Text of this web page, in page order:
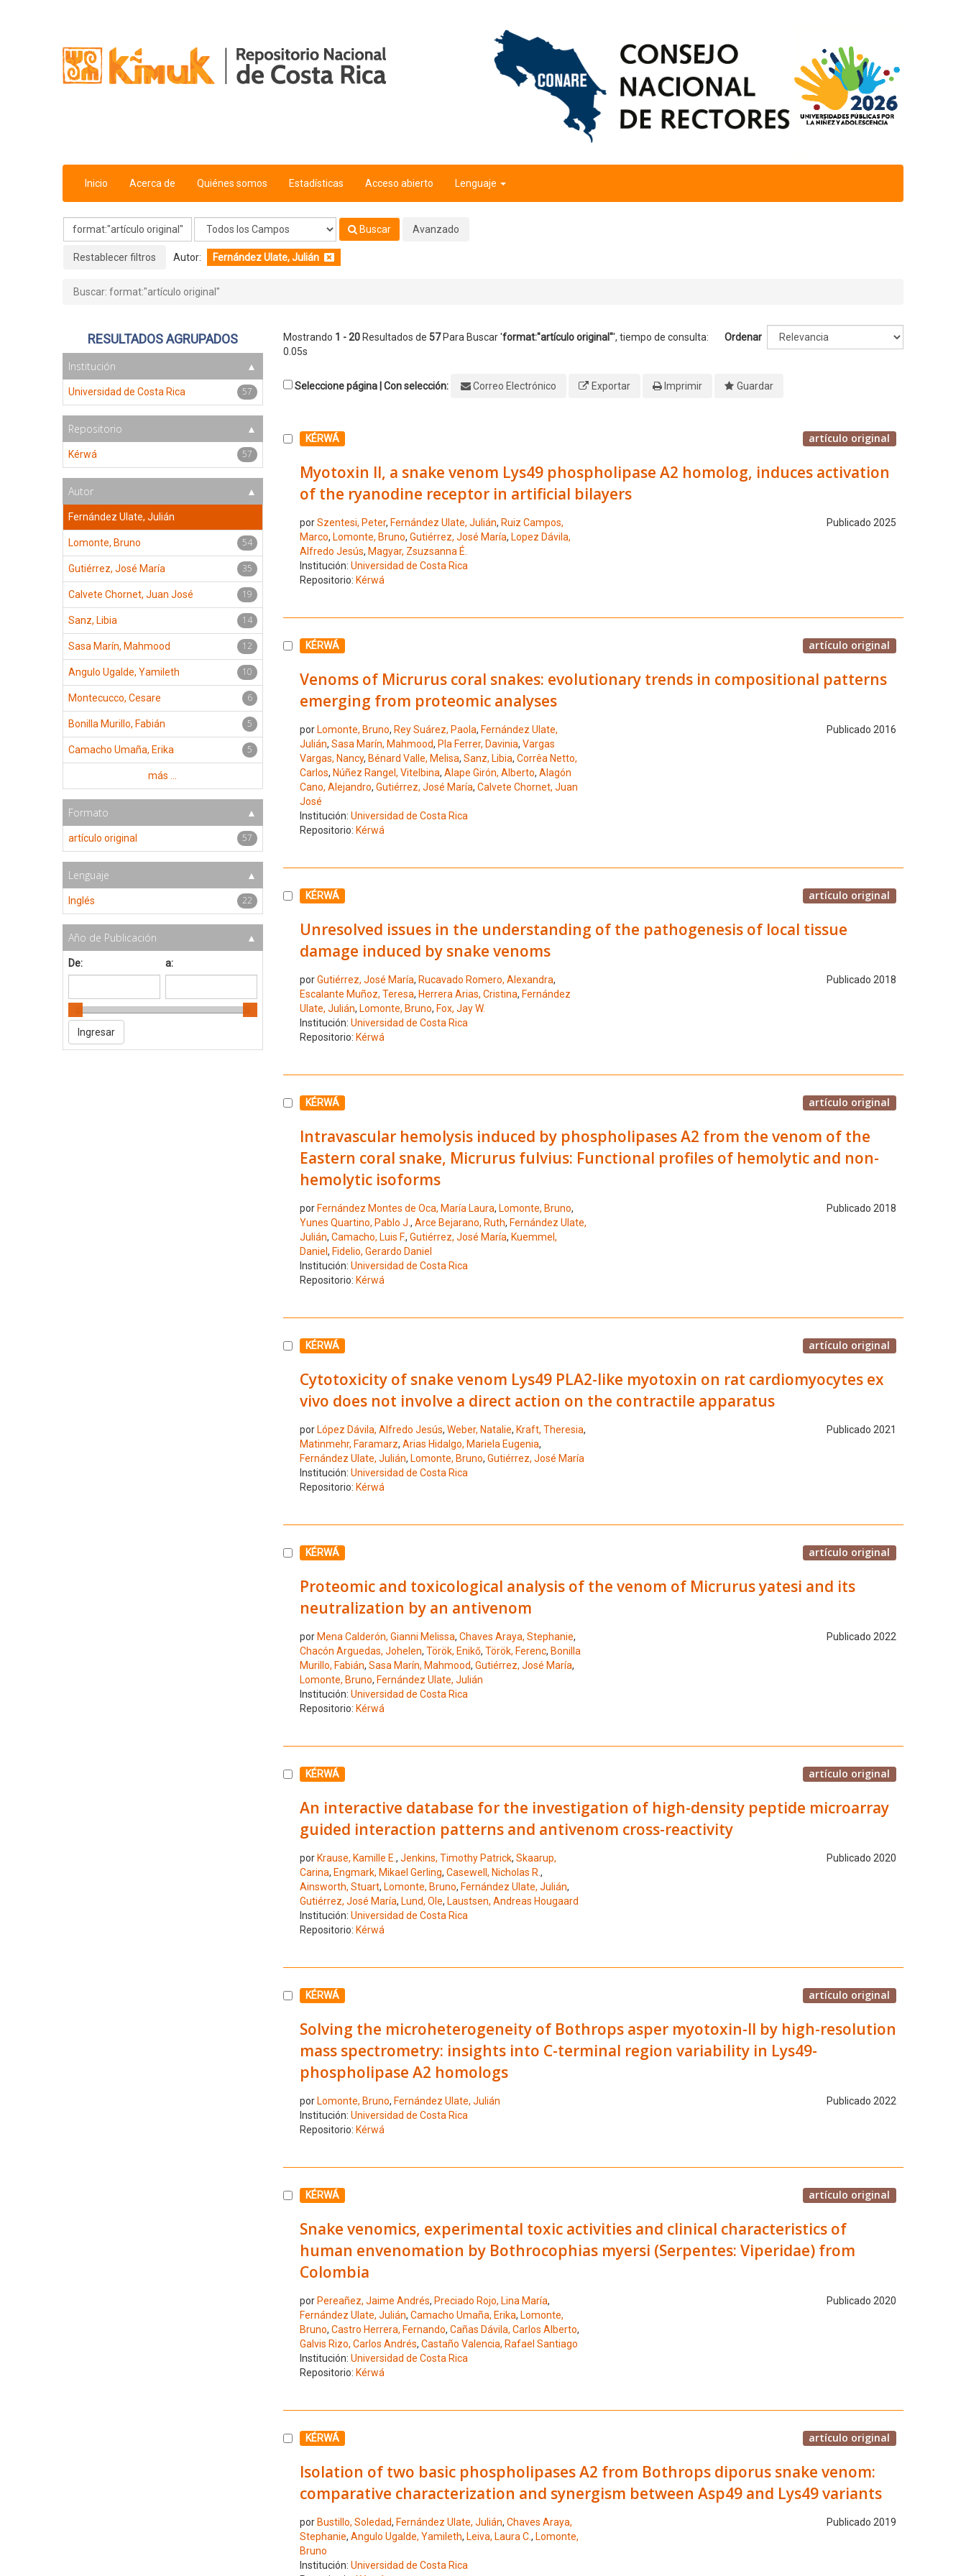
Inicio Acerca de Quiénes somos Estadísticas Acceso abierto Lenguaje
Buscar Avanzado
Restablecer filtros Autor: Fernández Ulate, Julián
Buscar: format:"artículo original"
Mostrando 1 - 20Resultados de 57Para Buscar 'format:"artículo original"', tiempo de consulta:
0.05s
Ordenar
Seleccione página | Con selección: Correo Electrónico Exportar Imprimir Guardar
Seleccione el número de resultado 1
KÉRWÁ artículo original
Myotoxin II, a snake venom Lys49 phospholipase A2 homolog, induces activation
of the ryanodine receptor in artificial bilayers
porSzentesi, Peter, Fernández Ulate, Julián, Ruiz Campos,
Marco, Lomonte, Bruno, Gutiérrez, José María, Lopez Dávila,
Alfredo Jesús, Magyar, Zsuzsanna É.
Publicado 2025
Institución: Universidad de Costa Rica
Repositorio: Kérwá
Seleccione el número de resultado 2
KÉRWÁ artículo original
Venoms of Micrurus coral snakes: evolutionary trends in compositional patterns
emerging from proteomic analyses
por Lomonte, Bruno, Rey Suárez, Paola, Fernández Ulate,
Julián, Sasa Marín, Mahmood, Pla Ferrer, Davinia, Vargas
Vargas, Nancy, Bénard Valle, Melisa, Sanz, Libia, Corrêa Netto,
Carlos, Núñez Rangel, Vitelbina, Alape Girón, Alberto, Alagón
Cano, Alejandro, Gutiérrez, José María, Calvete Chornet, Juan
José
Publicado 2016
Institución: Universidad de Costa Rica
Repositorio: Kérwá
Seleccione el número de resultado 3
KÉRWÁ artículo original
Unresolved issues in the understanding of the pathogenesis of local tissue
damage induced by snake venoms
porGutiérrez, José María, Rucavado Romero, Alexandra,
Escalante Muñoz, Teresa, Herrera Arias, Cristina, Fernández
Ulate, Julián, Lomonte, Bruno, Fox, Jay W.
Publicado 2018
Institución: Universidad de Costa Rica
Repositorio: Kérwá
Seleccione el número de resultado 4
KÉRWÁ artículo original
Intravascular hemolysis induced by phospholipases A2 from the venom of the
Eastern coral snake, Micrurus fulvius: Functional profiles of hemolytic and non-
hemolytic isoforms
por Fernández Montes de Oca, María Laura, Lomonte, Bruno,
Yunes Quartino, Pablo J., Arce Bejarano, Ruth, Fernández Ulate,
Julián, Camacho, Luis F., Gutiérrez, José María, Kuemmel,
Daniel , Fidelio, Gerardo Daniel
Publicado 2018
Institución: Universidad de Costa Rica
Repositorio: Kérwá
Seleccione el número de resultado 5
KÉRWÁ artículo original
Cytotoxicity of snake venom Lys49 PLA2-like myotoxin on rat cardiomyocytes ex
vivo does not involve a direct action on the contractile apparatus
por López Dávila, Alfredo Jesús, Weber, Natalie, Kraft, Theresia,
Matinmehr, Faramarz, Arias Hidalgo, Mariela Eugenia,
Fernández Ulate, Julián, Lomonte, Bruno, Gutiérrez, José María
Publicado 2021
Institución: Universidad de Costa Rica
Repositorio: Kérwá
Seleccione el número de resultado 6
KÉRWÁ artículo original
Proteomic and toxicological analysis of the venom of Micrurus yatesi and its
neutralization by an antivenom
por Mena Calderón, Gianni Melissa, Chaves Araya, Stephanie,
Chacón Arguedas, Johelen, Török, Enikő, Török, Ferenc, Bonilla
Murillo, Fabián, Sasa Marín, Mahmood, Gutiérrez, José María,
Lomonte, Bruno, Fernández Ulate, Julián
Publicado 2022
Institución: Universidad de Costa Rica
Repositorio: Kérwá
Seleccione el número de resultado 7
KÉRWÁ artículo original
An interactive database for the investigation of high-density peptide microarray
guided interaction patterns and antivenom cross-reactivity
por Krause, Kamille E., Jenkins, Timothy Patrick, Skaarup,
Carina, Engmark, Mikael Gerling, Casewell, Nicholas R.,
Ainsworth, Stuart, Lomonte, Bruno, Fernández Ulate, Julián,
Gutiérrez, José María, Lund, Ole, Laustsen, Andreas Hougaard
Publicado 2020
Institución: Universidad de Costa Rica
Repositorio: Kérwá
Seleccione el número de resultado 8
KÉRWÁ artículo original
Solving the microheterogeneity of Bothrops asper myotoxin-II by high-resolution
mass spectrometry: insights into C-terminal region variability in Lys49-
phospholipase A2 homologs
por Lomonte, Bruno, Fernández Ulate, Julián
Publicado 2022
Institución: Universidad de Costa Rica
Repositorio: Kérwá
Seleccione el número de resultado 9
KÉRWÁ artículo original
Snake venomics, experimental toxic activities and clinical characteristics of
human envenomation by Bothrocophias myersi (Serpentes: Viperidae) from
Colombia
por Pereañez, Jaime Andrés, Preciado Rojo, Lina María,
Fernández Ulate, Julián, Camacho Umaña, Erika, Lomonte,
Bruno, Castro Herrera, Fernando, Cañas Dávila, Carlos Alberto,
Galvis Rizo, Carlos Andrés, Castaño Valencia, Rafael Santiago
Publicado 2020
Institución: Universidad de Costa Rica
Repositorio: Kérwá
Seleccione el número de resultado 10
KÉRWÁ artículo original
Isolation of two basic phospholipases A2 from Bothrops diporus snake venom:
comparative characterization and synergism between Asp49 and Lys49 variants
por Bustillo, Soledad, Fernández Ulate, Julián, Chaves Araya,
Stephanie, Angulo Ugalde, Yamileth, Leiva, Laura C., Lomonte,
Bruno
Publicado 2019
Institución: Universidad de Costa Rica
RESULTADOS AGRUPADOS
Institución
Universidad de Costa Rica 57
Repositorio
Kérwá 57
Autor
Fernández Ulate, Julián
Lomonte, Bruno 54
Gutiérrez, José María 35
Calvete Chornet, Juan José 19
Sanz, Libia 14
Sasa Marín, Mahmood 12
Angulo Ugalde, Yamileth 10
Montecucco, Cesare 6
Bonilla Murillo, Fabián 5
Camacho Umaña, Erika 5
más ...
Formato
artículo original 57
Lenguaje
Inglés 22
Año de Publicación
De: a: